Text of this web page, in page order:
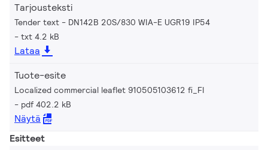
Tarjousteksti
Tender text - DN142B 20S/830 WIA-E UGR19 IP54
txt 4.2 kB
Lataa
Tuote-esite
Localized commercial leaflet 910505103612 fi_FI
pdf 402.2 kB
Näytä
Esitteet